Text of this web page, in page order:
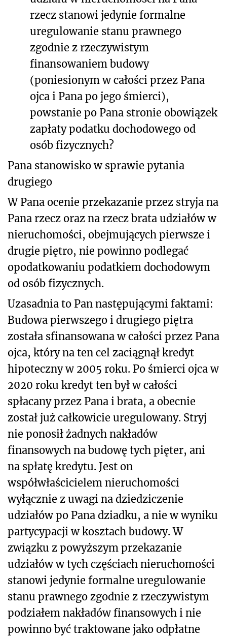
rzecz stanowi jedynie formalne
uregulowanie stanu prawnego
zgodnie z rzeczywistym
finansowaniem budowy
(poniesionym w całości przez Pana
ojca i Pana po jego śmierci),
powstanie po Pana stronie obowiązek
zapłaty podatku dochodowego od
osób fizycznych?
Pana stanowisko w sprawie pytania
drugiego
W Pana ocenie przekazanie przez stryja na
Pana rzecz oraz na rzecz brata udziałów w
nieruchomości, obejmujących pierwsze i
drugie piętro, nie powinno podlegać
opodatkowaniu podatkiem dochodowym
od osób fizycznych.
Uzasadnia to Pan następującymi faktami:
Budowa pierwszego i drugiego piętra
została sfinansowana w całości przez Pana
ojca, który na ten cel zaciągnął kredyt
hipoteczny w 2005 roku. Po śmierci ojca w
2020 roku kredyt ten był w całości
spłacany przez Pana i brata, a obecnie
został już całkowicie uregulowany. Stryj
nie ponosił żadnych nakładów
finansowych na budowę tych pięter, ani
na spłatę kredytu. Jest on
współwłaścicielem nieruchomości
wyłącznie z uwagi na dziedziczenie
udziałów po Pana dziadku, a nie w wyniku
partycypacji w kosztach budowy. W
związku z powyższym przekazanie
udziałów w tych częściach nieruchomości
stanowi jedynie formalne uregulowanie
stanu prawnego zgodnie z rzeczywistym
podziałem nakładów finansowych i nie
powinno być traktowane jako odpłatne